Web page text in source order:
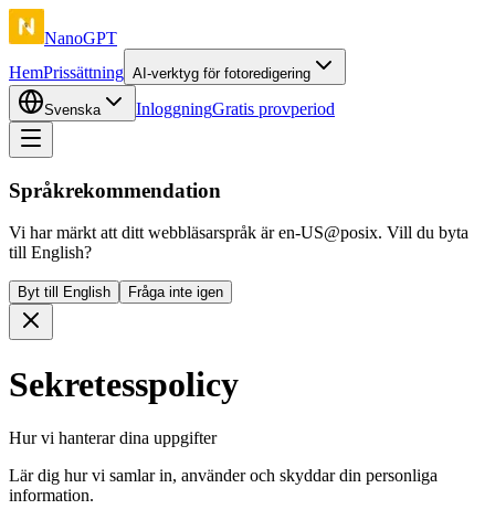
NanoGPT
HemPrissättning AI-verktyg för fotoredigering
Svenska InloggningGratis provperiod
Språkrekommendation
Vi har märkt att ditt webbläsarspråk är en-US@posix. Vill du byta
till English?
Byt till English Fråga inte igen
Sekretesspolicy
Hur vi hanterar dina uppgifter
Lär dig hur vi samlar in, använder och skyddar din personliga
information.